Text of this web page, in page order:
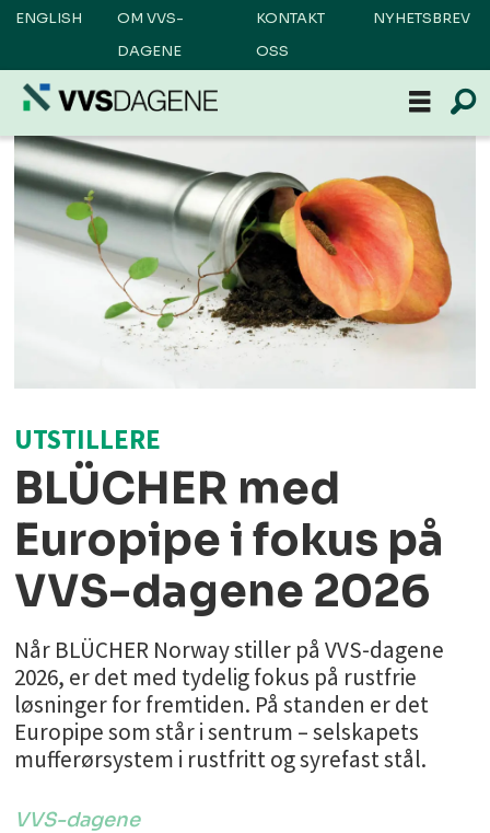
ENGLISH
OM VVS-
DAGENE
KONTAKT
OSS
NYHETSBREV
UTSTILLERE
BLÜCHER med
Europipe i fokus på
VVS-dagene 2026
Når BLÜCHER Norway stiller på VVS-dagene
2026, er det med tydelig fokus på rustfrie
løsninger for fremtiden. På standen er det
Europipe som står i sentrum – selskapets
mufferørsystem i rustfritt og syrefast stål.
VVS-dagene